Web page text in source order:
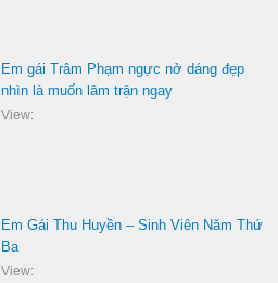
Em gái Trâm Phạm ngực nở dáng đẹp
nhìn là muốn lâm trận ngay
View:
Em Gái Thu Huyền – Sinh Viên Năm Thứ
Ba
View: